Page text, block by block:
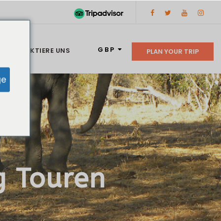
KONTAKTIERE UNS GBP PLAN YOUR TRIP
Touren